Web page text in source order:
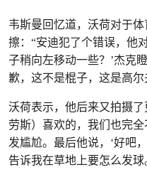
韦斯曼回忆道，沃荷对于
擦：“安迪犯了个错误，他
子稍向左移动一些？’杰克
歉，这不是棍子，这是高尔
沃荷表示，他后来又拍摄
劳斯）喜欢的，我们也完
发尴尬。最后他说，‘好
告诉我在草地上要怎么发球